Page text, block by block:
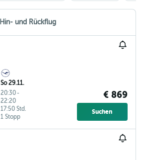
Hin- und Rückflug
So 29.11.
20:30-
22:20
1 Stopp
17:50 Std.
€ 869
Suchen